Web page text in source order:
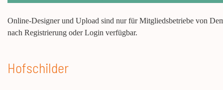
Online-Designer und Upload sind nur für Mitgliedsbetriebe von
nach Registrierung oder Login verfügbar.
Hofschilder